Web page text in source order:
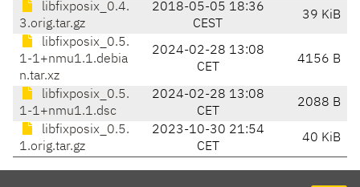
libfixposix_0.4.
3.orig.tar.gz
2018-05-05 18:36
CEST
39 KiB
libfixposix_0.5.
1-1+nmu1.1.debia
n.tar.xz
2024-02-28 13:08
CET
4156 B
libfixposix_0.5.
1-1+nmu1.1.dsc
2024-02-28 13:08
CET
2088 B
libfixposix_0.5.
1.orig.tar.gz
2023-10-30 21:54
CET
40 KiB